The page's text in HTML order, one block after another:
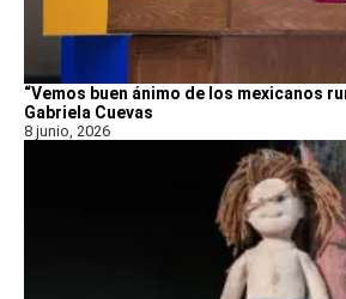
“Vemos buen ánimo de los mexicanos
Gabriela Cuevas
8 junio, 2026